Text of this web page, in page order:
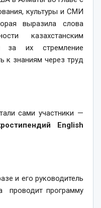
культуры и СМИ
выразила слова
казахстанским
за их стремление
к знаниям через труд
сами участники —
English
и его руководитель
проводит программу